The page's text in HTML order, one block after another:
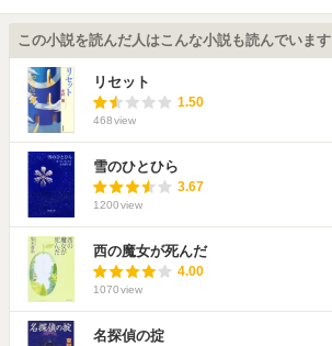
この小説を読んだ人はこんな小説も読んでいます
リセット
1.50
468view
雪のひとひら
3.67
1200view
西の魔女が死んだ
4.00
1070view
名探偵の掟